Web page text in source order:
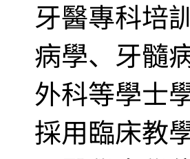
牙醫專科培
病學、牙髓
外科等學士
採用臨床教